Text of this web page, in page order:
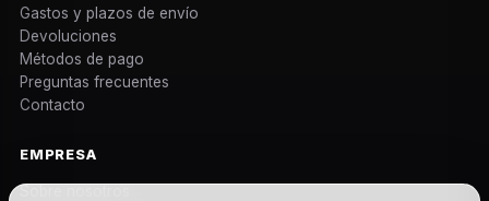
Gastos y plazos de envío
Devoluciones
Métodos de pago
Preguntas frecuentes
Contacto
EMPRESA
Sobre nosotros